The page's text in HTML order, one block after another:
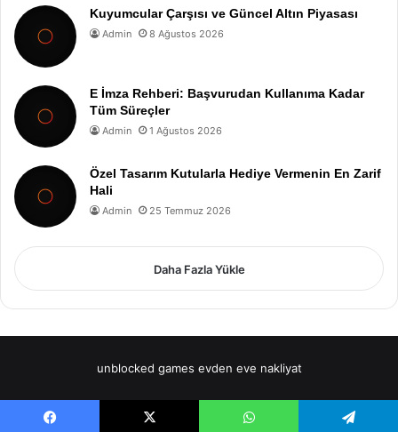
Kuyumcular Çarşısı ve Güncel Altın Piyasası
Admin 8 Ağustos 2026
E İmza Rehberi: Başvurudan Kullanıma Kadar
Tüm Süreçler
Admin 1 Ağustos 2026
Özel Tasarım Kutularla Hediye Vermenin En Zarif
Hali
Admin 25 Temmuz 2026
Daha Fazla Yükle
unblocked games evden eve nakliyat